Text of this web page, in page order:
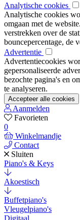
Analytische cookies
Analytische cookies
omgaan met de
verstrekken over de
bouncepercentage, de
Advertentie
Advertentiecookies
gepersonaliseerde
bezochte pagina's en
te analyseren.
Accepteer alle cookies
Aanmelden
Favorieten
0
Winkelmandje
Contact
Sluiten
Piano's & Keys
Akoestisch
Buffetpiano's
Vleugelpiano's
Digitaal